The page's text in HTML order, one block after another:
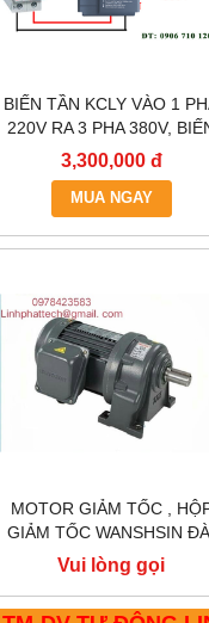
BIẾN TẦN KCLY VÀO 1
220V RA 3 PHA 380V,
TẦN KCLY KOC600-
1R5GT3-B
3,300,000 đ
MUA NGAY
MOTOR GIẢM TỐC ,
GIẢM TỐC WANSHSIN
LOAN 1.5KW 1500W 2HP
BA PHA 220 V / 380V
Vui lòng gọi